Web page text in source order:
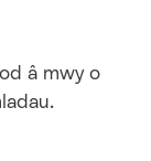
â mwy o